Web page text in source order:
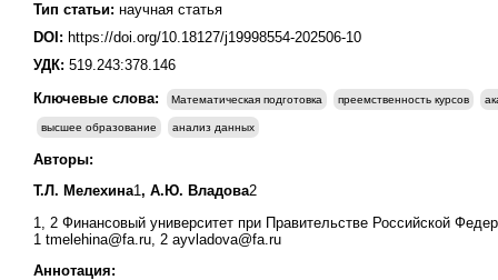
Тип статьи: научная статья
DOI: https://doi.org/10.18127/j19998554-202506-10
УДК: 519.243:378.146
Ключевые слова:
Математическая подготовка преемственность курсов
высшее образование анализ данных
Авторы:
Т.Л. Мелехина1, А.Ю. Владова2
1, 2 Финансовый университет при Правительстве Российской
1 tmelehina@fa.ru, 2 ayvladova@fa.ru
Аннотация: